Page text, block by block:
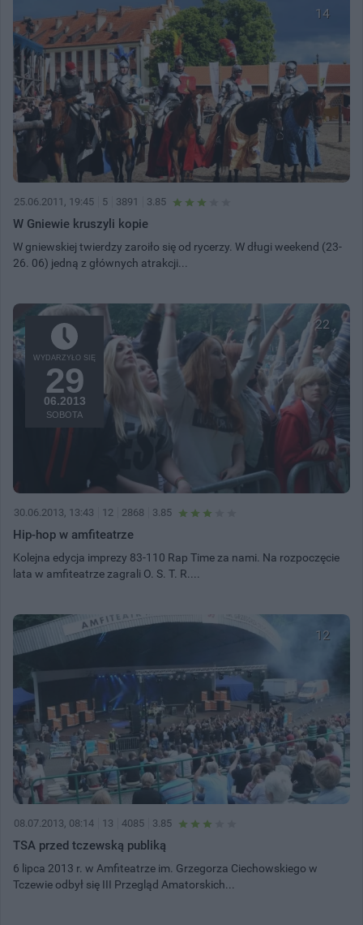
14
25.06.2011, 19:45 5 3891 3.85
W Gniewie kruszyli kopie
W gniewskiej twierdzy zaroiło się od rycerzy. W długi weekend (23-
26. 06) jedną z głównych atrakcji...
22
WYDARZYŁO SIĘ
29
06.2013
SOBOTA
30.06.2013, 13:43 12 2868 3.85
Hip-hop w amfiteatrze
Kolejna edycja imprezy 83-110 Rap Time za nami. Na rozpoczęcie
lata w amfiteatrze zagrali O. S. T. R....
12
08.07.2013, 08:14 13 4085 3.85
TSA przed tczewską publiką
6 lipca 2013 r. w Amfiteatrze im. Grzegorza Ciechowskiego w
Tczewie odbył się III Przegląd Amatorskich...